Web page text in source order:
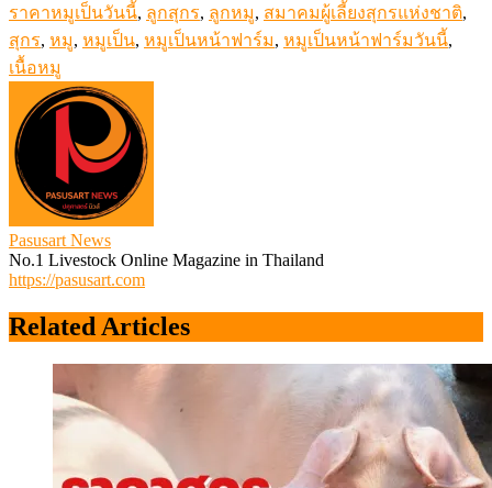
ราคาหมูเป็นวันนี้, ลูกสุกร, ลูกหมู, สมาคมผู้เลี้ยงสุกรแห่งชาติ,
สุกร, หมู, หมูเป็น, หมูเป็นหน้าฟาร์ม, หมูเป็นหน้าฟาร์มวันนี้,
เนื้อหมู
Pasusart News
No.1 Livestock Online Magazine in Thailand
https://pasusart.com
Related Articles